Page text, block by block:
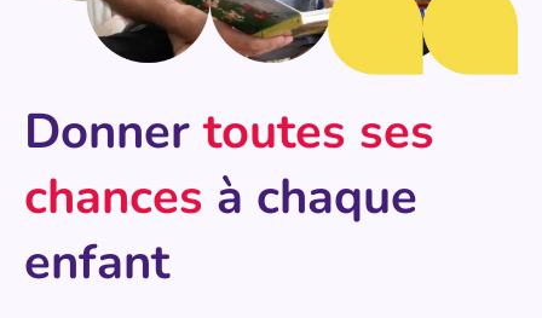
Donnertoutes ses
chances à chaque
enfant